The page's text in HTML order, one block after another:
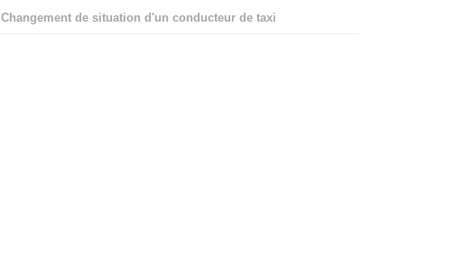
Changement de situation d'un conducteur de taxi